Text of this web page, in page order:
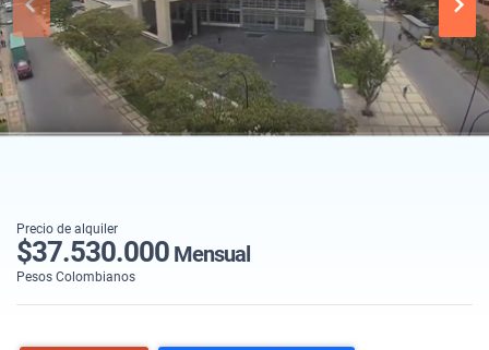
Precio de alquiler
$37.530.000 Mensual
Pesos Colombianos